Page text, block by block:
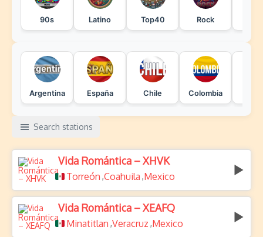
90s Latino Top40 Rock
Argentina España Chile Colombia
Search stations
Vida Romántica – XHVK
Torreón ,Coahuila ,Mexico
Vida Romántica – XEAFQ
Minatitlan ,Veracruz ,Mexico